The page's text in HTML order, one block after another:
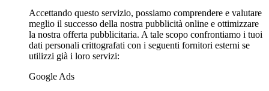
Accettando questo servizio, possiamo comprendere e valutare
meglio il successo della nostra pubblicità online e ottimizzare
la nostra offerta pubblicitaria. A tale scopo confrontiamo i tuoi
dati personali crittografati con i seguenti fornitori esterni se
utilizzi già i loro servizi:
Google Ads